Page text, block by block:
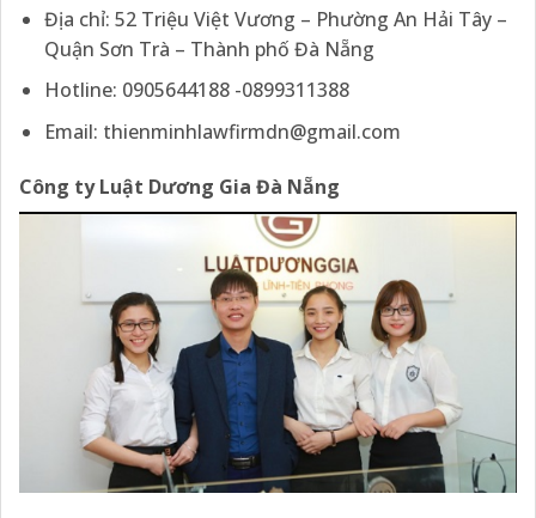
Địa chỉ: 52 Triệu Việt Vương – Phường An Hải Tây –
Quận Sơn Trà – Thành phố Đà Nẵng
Hotline: 0905644188 -0899311388
Email: thienminhlawfirmdn@gmail.com
Công ty Luật Dương Gia Đà Nẵng